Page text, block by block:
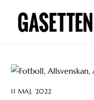
content
11 MAJ, 2022